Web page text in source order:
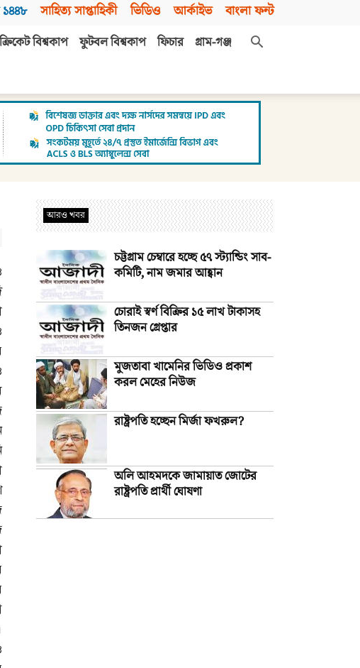
সাহিত্য সাপ্তাহিকী ভিডিও আর্কাইভ বাংলা ফন্ট
ক্রিকেট বিশ্বকাপ ফুটবল বিশ্বকাপ ফিচার
গ্রাম-গঞ্জ
আরও খবর
চট্টগ্রাম চেম্বারে হচ্ছে ৫৭ স্ট্যান্ডিং সাব-
কমিটি, নাম জমার আহ্বান
চোরাই স্বর্ণ বিক্রির ১৫ লাখ টাকাসহ
তিনজন গ্রেপ্তার
মুজতাবা খামেনির ভিডিও প্রকাশ
করল মেহের নিউজ
রাষ্ট্রপতি হচ্ছেন মির্জা ফখরুল?
অলি আহমদকে জামায়াত জোটের
রাষ্ট্রপতি প্রার্থী ঘোষণা